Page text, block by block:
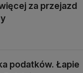
za przejazd
podatków. Łapie